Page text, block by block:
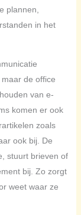
plannen,
in het
de office
van e-
komen er ook
zoals
ook bij. De
stuurt brieven of
bij. Zo zorgt
weet waar ze